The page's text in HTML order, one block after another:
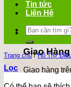
Giao
Giao hàng
Tin tức
Liên Hệ
Tìm
kiếm:
Trang chủ / Hỗ Trợ
Lọc